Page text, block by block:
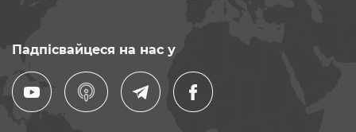
Падпісвайцеся на нас у